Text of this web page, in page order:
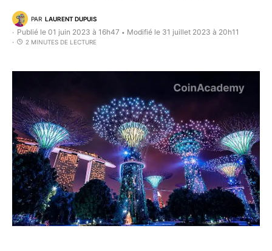
PAR LAURENT DUPUIS
Publié le 01 juin 2023 à 16h47 • Modifié le 31 juillet 2023 à 20h11
2 MINUTES DE LECTURE